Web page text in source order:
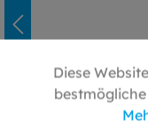
6er-Pack
Jetzt auf
Diese